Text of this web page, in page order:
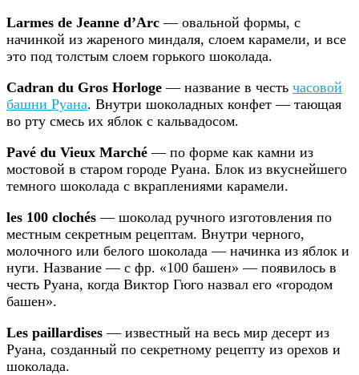
Larmes de Jeanne d’Arc — овальной формы, с
начинкой из жареного миндаля, слоем карамели, и все
это под толстым слоем горького шоколада.
Cadran du Gros Horloge— название в честь часовой
башни Руана. Внутри шоколадных конфет — тающая
во рту смесь их яблок с кальвадосом.
Pavé du Vieux Marché — по форме как камни из
мостовой в старом городе Руана. Блок из вкуснейшего
темного шоколада с вкраплениями карамели.
les 100 clochés — шоколад ручного изготовления по
местным секретным рецептам. Внутри черного,
молочного или белого шоколада — начинка из яблок и
нуги. Название — с фр. «100 башен» — появилось в
честь Руана, когда Виктор Гюго назвал его «городом
башен».
Les paillardises — известный на весь мир десерт из
Руана, созданный по секретному рецепту из орехов и
шоколада.